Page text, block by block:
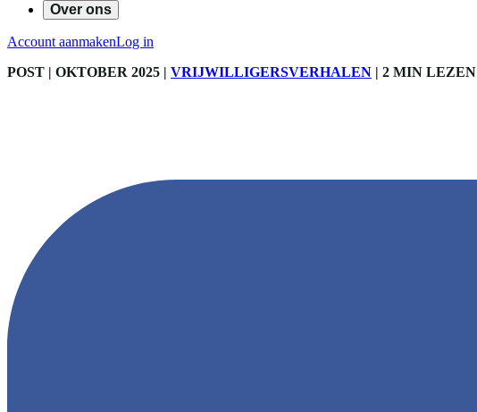
Over ons
Account aanmakenLog in
POST | OKTOBER 2025 | VRIJWILLIGERSVERHALEN | 2 MIN LEZEN